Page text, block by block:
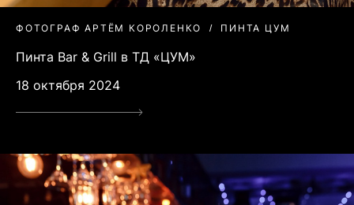
ФОТОГРАФ АРТЁМ КОРОЛЕНКО ПИНТА ЦУМ
Пинта Bar & Grill в ТД «ЦУМ»
18 октября 2024